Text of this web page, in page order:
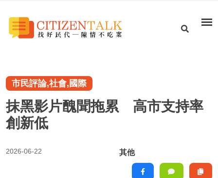
市民評論,社會,國際
抹黑影片醜聞拖累 高市支持率
創新低
2026-06-22 其他